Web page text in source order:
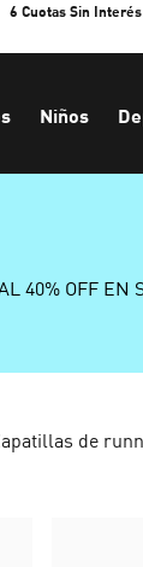
6 Cuotas Sin
Niños
40% OFF EN
de